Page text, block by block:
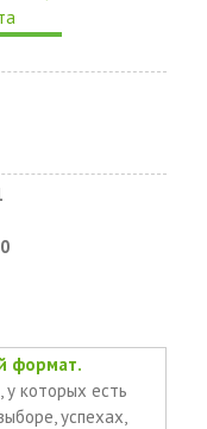
0
формат.
которых есть
успехах,